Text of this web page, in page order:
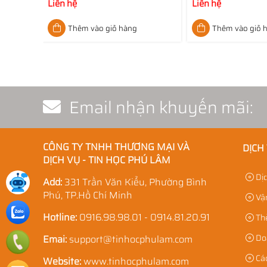
Liên hệ
Thêm vào giỏ hàng
Liên hệ
Thêm vào giỏ
Email nhận khuyến mãi:
CÔNG TY TNHH THƯƠNG MẠI VÀ
DỊCH VỤ - TIN HỌC PHÚ LÂM
Add: 331 Trần Văn Kiểu, Phường Bình
Phú, TP.Hồ Chí Minh
Hotline: 0916.98.98.01 - 0914.81.20.91
Emai: support@tinhocphulam.com
Website:www.tinhocphulam.com